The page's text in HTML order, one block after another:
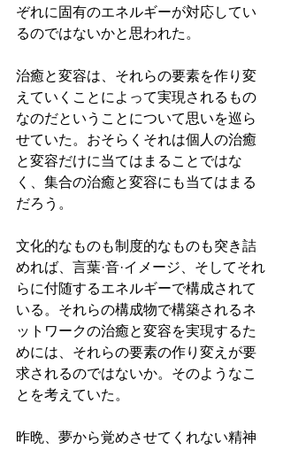
ぞれに固有のエネルギーが対応してい
るのではないかと思われた。
治癒と変容は、それらの要素を作り変
えていくことによって実現されるもの
なのだということについて思いを巡ら
せていた。おそらくそれは個人の治癒
と変容だけに当てはまることではな
く、集合の治癒と変容にも当てはまる
だろう。
文化的なものも制度的なものも突き詰
めれば、言葉·音·イメージ、そしてそれ
らに付随するエネルギーで構成されて
いる。それらの構成物で構築されるネ
ットワークの治癒と変容を実現するた
めには、それらの要素の作り変えが要
求されるのではないか。そのようなこ
とを考えていた。
昨晩、夢から覚めさせてくれない精神